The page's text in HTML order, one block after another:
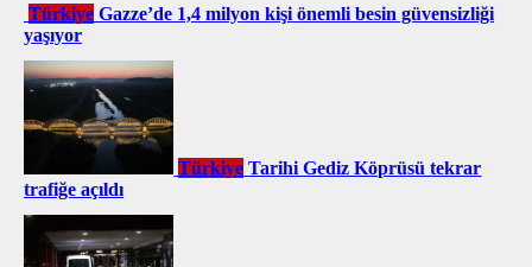
Türkiye Gazze’de 1,4 milyon kişi önemli besin güvensizliği
yaşıyor
Türkiye Tarihi Gediz Köprüsü tekrar
trafiğe açıldı